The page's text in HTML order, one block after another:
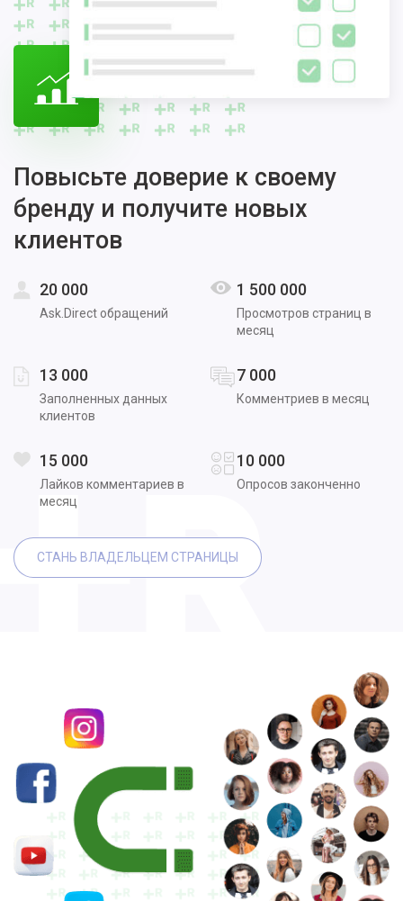
Повысьте доверие к своему
бренду и получите новых
клиентов
20 000
Ask.Direct обращений
1 500 000
Просмотров страниц в
месяц
13 000
Заполненных данных
клиентов
7 000
Комментриев в месяц
15 000
Лайков комментариев в
месяц
10 000
Опросов законченно
СТАНЬ ВЛАДЕЛЬЦЕМ СТРАНИЦЫ